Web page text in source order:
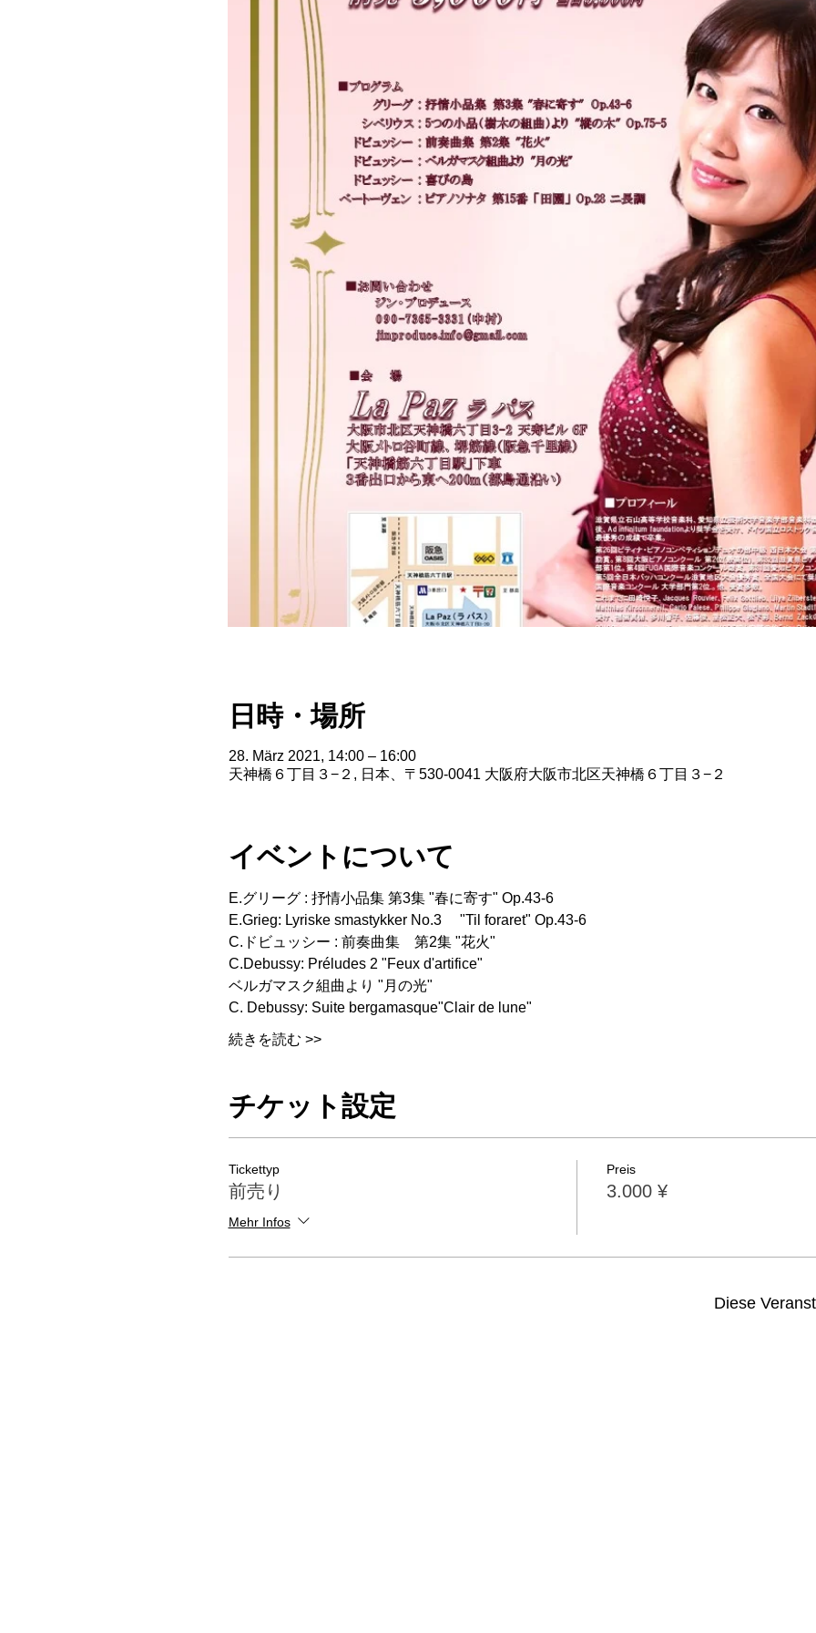
日時・場所
28. März 2021, 14:00 – 16:00
天神橋６丁目３−２, 日本、〒530-0041 大阪府大阪市北区天神橋６丁目３−２
イベントについて
E.グリーグ : 抒情小品集 第3集 "春に寄す" Op.43-6
E.Grieg: Lyriske smastykker No.3 　"Til foraret" Op.43-6
C.ドビュッシー : 前奏曲集　第2集 "花火"
C.Debussy: Préludes 2 "Feux d'artifice"
ベルガマスク組曲より "月の光"
C. Debussy: Suite bergamasque"Clair de lune"
続きを読む >>
チケット設定
Tickettyp
前売り
Mehr Infos
Preis
3.000 ¥
Diese